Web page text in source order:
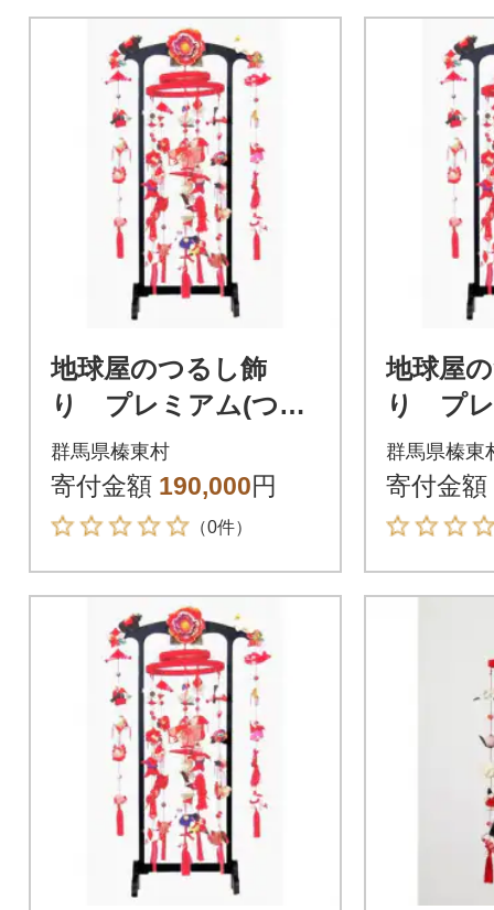
地球屋のつるし飾
り プレミアム(つる
し雛) 向い干支付
き(辰・戌)
群馬県榛東村
寄付金額 190,000円
（0件）
地球屋
り プレ
し雛)
き(子・
群馬県榛東
寄付金額